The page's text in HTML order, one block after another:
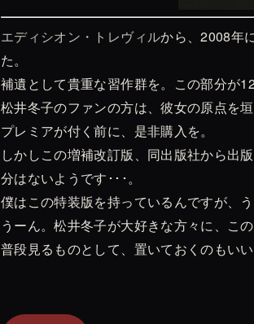
エディシオン・トレヴィルから、2008年
た。
補遺として貴重な習作群を。この部分が
松井冬子のファンの方は、彼女の原点を
プレミアが付く前に、是非購入を。
しかしこの増補改訂版、同出版社から出
分はないようです･･･。
僕はこの特装版を持っているんですが、
うーん。松井冬子が大好きな方々に、こ
普段見るものとして、置いておくのもいい